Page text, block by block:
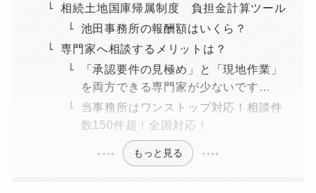
相続土地国庫帰属制度 負担金計算ツール
池田事務所の報酬額はいくら？
専門家へ相談するメリットは？
「承認要件の見極め」と「現地作業」
を両方できる専門家が少ないです…
当事務所はワンストップ対応！相談件
数150件超！全国対応！
もっと見る